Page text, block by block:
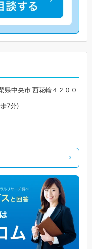
中央市 西花輪４２００
7分)